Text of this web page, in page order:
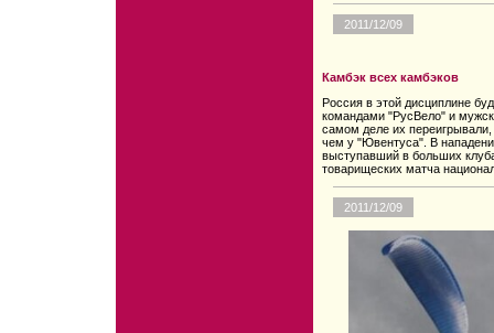
2011/12/09
Камбэк всех камбэков
Россия в этой дисциплине
командами "РусВело" и
самом деле их
чем у "Ювентуса". В
выступавший в больших
товарищеских матча
2011/12/09